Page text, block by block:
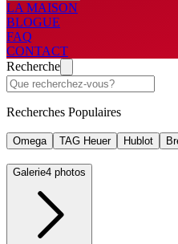
LA MAISON
BLOGUE
FAQ
CONTACT
Recherche
Recherches Populaires
Omega TAG Heuer Hublot
Galerie4 photos